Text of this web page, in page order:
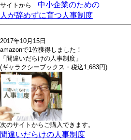
サイトから 中小企業のための
人が辞めずに育つ人事制度
2017年10月15日
amazonで1位獲得しました！
「間違いだらけの人事制度」
(ギャラクシーブックス・税込1,683円)
次のサイトからご購入できます。
間違いだらけの人事制度